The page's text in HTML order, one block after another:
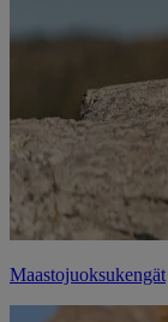
Maastojuoksukengät